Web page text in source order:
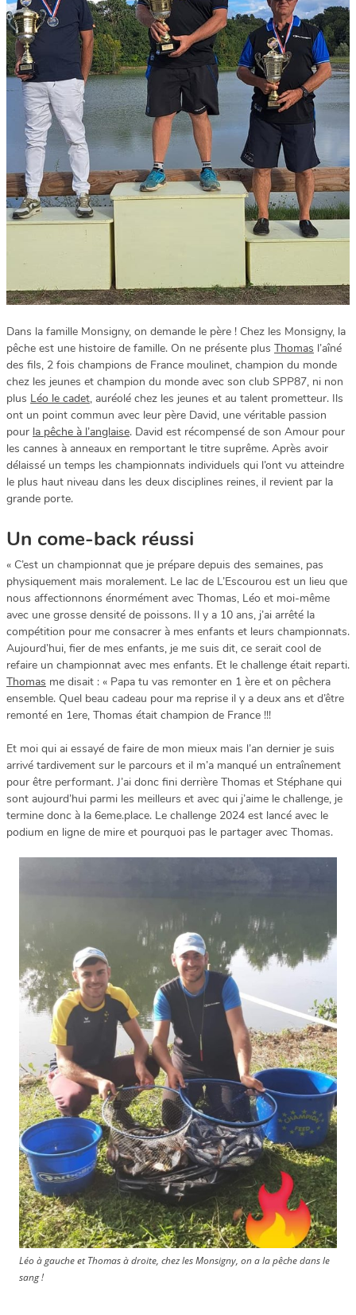
Dans la famille Monsigny, on demande le père ! Chez les Monsigny, la
pêche est une histoire de famille. On ne présente plus Thomas l’aîné
des fils, 2 fois champions de France moulinet, champion du monde
chez les jeunes et champion du monde avec son club SPP87, ni non
plus Léo le cadet, auréolé chez les jeunes et au talent prometteur. Ils
ont un point commun avec leur père David, une véritable passion
pour la pêche à l’anglaise. David est récompensé de son Amour pour
les cannes à anneaux en remportant le titre suprême. Après avoir
délaissé un temps les championnats individuels qui l’ont vu atteindre
le plus haut niveau dans les deux disciplines reines, il revient par la
grande porte.
Un come-back réussi
« C’est un championnat que je prépare depuis des semaines, pas
physiquement mais moralement. Le lac de L’Escourou est un lieu que
nous affectionnons énormément avec Thomas, Léo et moi-même
avec une grosse densité de poissons. Il y a 10 ans, j’ai arrêté la
compétition pour me consacrer à mes enfants et leurs championnats.
Aujourd’hui, fier de mes enfants, je me suis dit, ce serait cool de
refaire un championnat avec mes enfants. Et le challenge était reparti.
Thomas me disait : « Papa tu vas remonter en 1 ère et on pêchera
ensemble. Quel beau cadeau pour ma reprise il y a deux ans et d’être
remonté en 1ere, Thomas était champion de France !!!
Et moi qui ai essayé de faire de mon mieux mais l’an dernier je suis
arrivé tardivement sur le parcours et il m’a manqué un entraînement
pour être performant. J’ai donc fini derrière Thomas et Stéphane qui
sont aujourd’hui parmi les meilleurs et avec qui j’aime le challenge, je
termine donc à la 6eme.place. Le challenge 2024 est lancé avec le
podium en ligne de mire et pourquoi pas le partager avec Thomas.
Léo à gauche et Thomas à droite, chez les Monsigny, on a la pêche dans le
sang !